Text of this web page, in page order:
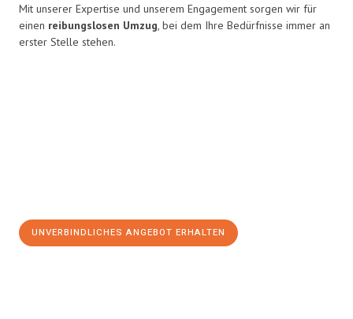
Mit unserer Expertise und unserem Engagement sorgen wir für
einen reibungslosen Umzug, bei dem Ihre Bedürfnisse immer an
erster Stelle stehen.
UNVERBINDLICHES ANGEBOT ERHALTEN